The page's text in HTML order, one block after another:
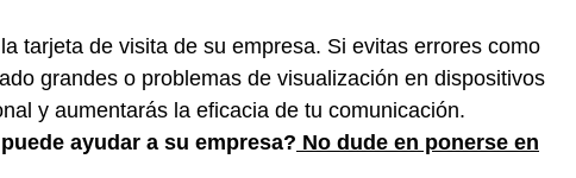
tarjeta de visita de su empresa. Si evitas errores como
grandes o problemas de visualización en dispositivos
y aumentarás la eficacia de tu comunicación.
ayudar a su empresa? No dude en ponerse en